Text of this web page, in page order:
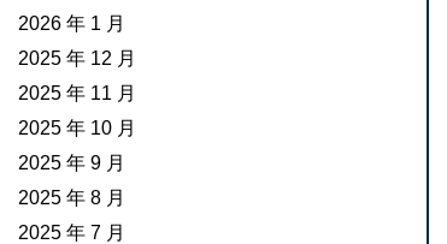
2026 年 1 月
2025 年 12 月
2025 年 11 月
2025 年 10 月
2025 年 9 月
2025 年 8 月
2025 年 7 月